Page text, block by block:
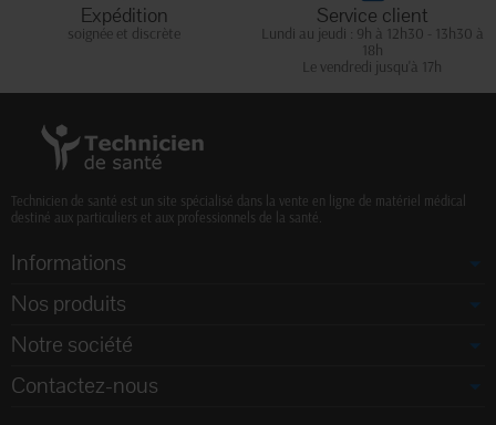
Expédition
soignée et discrète
Service client
Lundi au jeudi : 9h à 12h30 - 13h30 à
18h
Le vendredi jusqu'à 17h
Technicien de santé est un site spécialisé dans la vente en ligne de matériel médical
destiné aux particuliers et aux professionnels de la santé.
Informations
Nos produits
Notre société
Contactez-nous